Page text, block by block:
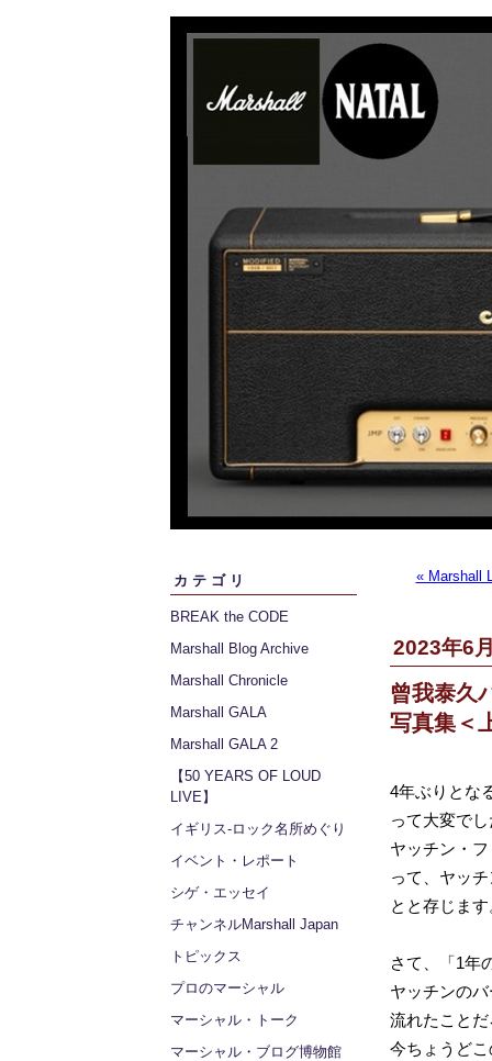
カテゴリ
BREAK the CODE
Marshall Blog Archive
Marshall Chronicle
Marshall GALA
Marshall GALA 2
【50 YEARS OF LOUD
LIVE】
イギリス‐ロック名所めぐり
イベント・レポート
シゲ・エッセイ
チャンネルMarshall Japan
トピックス
プロのマーシャル
マーシャル・トーク
マーシャル・ブログ博物館
« Marshall
2023年6
曾我泰久
写真集＜
4年ぶりとな
って大変で
ヤッチン・
って、ヤッ
とと存じま
さて、「1年
ヤッチンの
流れたこと
今ちょうど